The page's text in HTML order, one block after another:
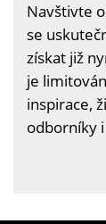
Navštivte
se
získat již
je
inspirace,
odborníky